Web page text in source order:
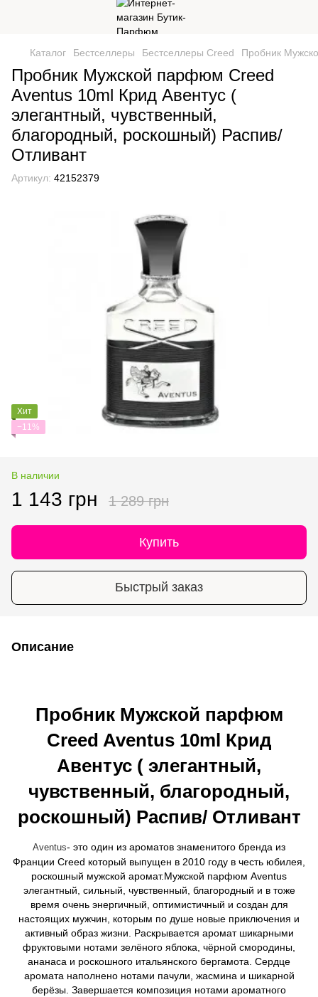
Каталог Бестселлеры Бестселлеры Creed Пробник
Пробник Мужской парфюм Creed
Aventus 10ml Крид Авентус (
элегантный, чувственный,
благородный, роскошный) Распив/
Отливант
Артикул: 42152379
Хит
−11%
В наличии
1 143 грн 1 289 грн
Купить
Быстрый заказ
Описание
Пробник Мужской парфюм
Creed Aventus 10ml Крид
Авентус ( элегантный,
чувственный, благородный,
роскошный) Распив/ Отливант
Аvеntus- это один из ароматов знаменитого бренда из
Франции Сrееd который выпущен в 2010 году в честь юбилея,
роскошный мужской аромат.Мужской парфюм Аvеntus
элегантный, сильный, чувственный, благородный и в тоже
время очень энергичный, оптимистичный и создан для
настоящих мужчин, которым по душе новые приключения и
активный образ жизни. Раскрывается аромат шикарными
фруктовыми нотами зелёного яблока, чёрной смородины,
ананаса и роскошного итальянского бергамота. Сердце
аромата наполнено нотами пачули, жасмина и шикарной
берёзы. Завершается композиция нотами ароматного